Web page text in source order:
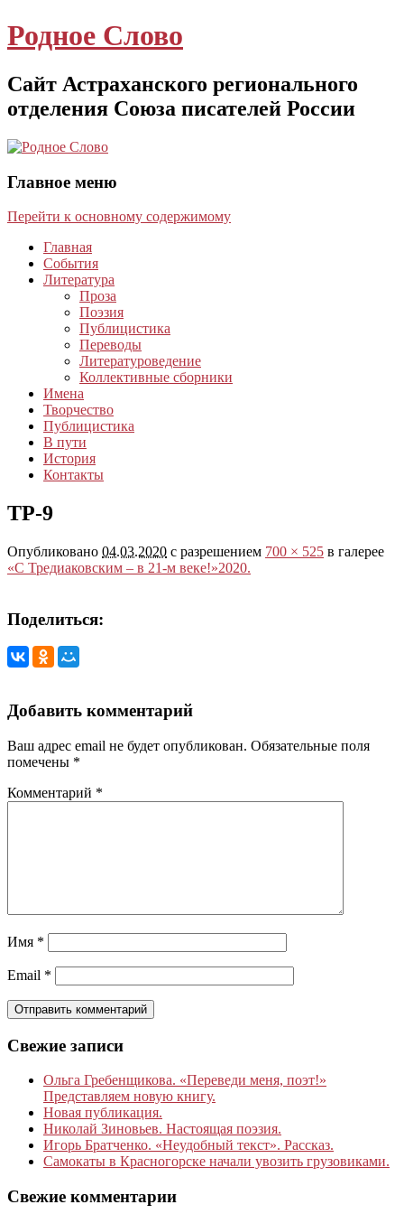
Родное Слово
Сайт Астраханского регионального
отделения Союза писателей России
Главное меню
Перейти к основному содержимому
Главная
События
Литература
Проза
Поэзия
Публицистика
Переводы
Литературоведение
Коллективные сборники
Имена
Творчество
Публицистика
В пути
История
Контакты
ТР-9
Опубликовано 04.03.2020 с разрешением 700 × 525 в галерее
«С Тредиаковским – в 21-м веке!»2020.
Поделиться:
Добавить комментарий
Ваш адрес email не будет опубликован. Обязательные поля
помечены *
Комментарий *
Имя *
Email *
Свежие записи
Ольга Гребенщикова. «Переведи меня, поэт!»
Представляем новую книгу.
Новая публикация.
Николай Зиновьев. Настоящая поэзия.
Игорь Братченко. «Неудобный текст». Рассказ.
Самокаты в Красногорске начали увозить грузовиками.
Свежие комментарии